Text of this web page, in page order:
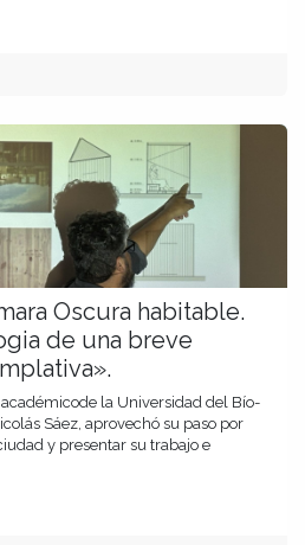
Oscura habitable.
de una breve
la Universidad del Bío-
Sáez, aprovechó su paso por
y presentar su trabajo e